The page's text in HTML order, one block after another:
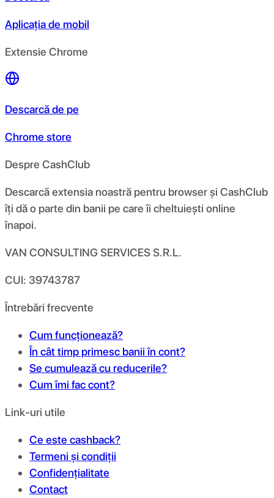
Aplicația de mobil
Extensie Chrome
Descarcă de pe
Chrome store
Despre CashClub
Descarcă extensia noastră pentru browser și CashClub
îți dă o parte din banii pe care îi cheltuiești online
înapoi.
VAN CONSULTING SERVICES S.R.L.
CUI: 39743787
Întrebări frecvente
Cum funcționează?
În cât timp primesc banii în cont?
Se cumulează cu reducerile?
Cum îmi fac cont?
Link-uri utile
Ce este cashback?
Termeni și condiții
Confidențialitate
Contact